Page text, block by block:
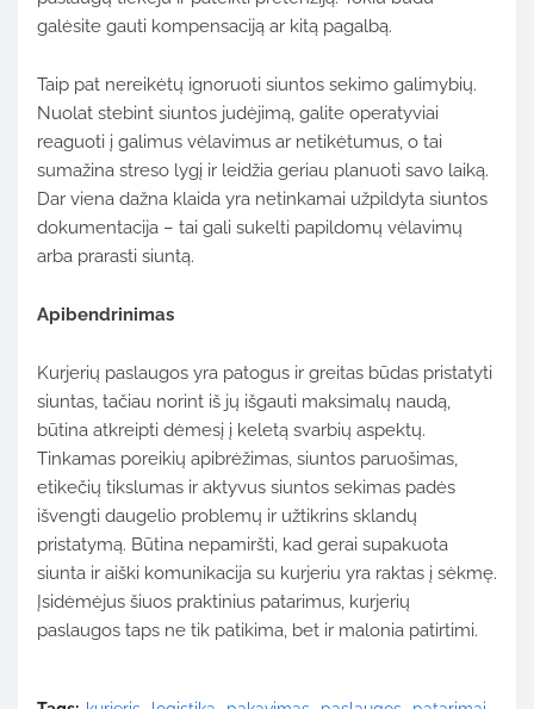
galėsite gauti kompensaciją ar kitą pagalbą.
Taip pat nereikėtų ignoruoti siuntos sekimo galimybių.
Nuolat stebint siuntos judėjimą, galite operatyviai
reaguoti į galimus vėlavimus ar netikėtumus, o tai
sumažina streso lygį ir leidžia geriau planuoti savo laiką.
Dar viena dažna klaida yra netinkamai užpildyta siuntos
dokumentacija – tai gali sukelti papildomų vėlavimų
arba prarasti siuntą.
Apibendrinimas
Kurjerių paslaugos yra patogus ir greitas būdas pristatyti
siuntas, tačiau norint iš jų išgauti maksimalų naudą,
būtina atkreipti dėmesį į keletą svarbių aspektų.
Tinkamas poreikių apibrėžimas, siuntos paruošimas,
etikečių tikslumas ir aktyvus siuntos sekimas padės
išvengti daugelio problemų ir užtikrins sklandų
pristatymą. Būtina nepamiršti, kad gerai supakuota
siunta ir aiški komunikacija su kurjeriu yra raktas į sėkmę.
Įsidėmėjus šiuos praktinius patarimus, kurjerių
paslaugos taps ne tik patikima, bet ir malonia patirtimi.